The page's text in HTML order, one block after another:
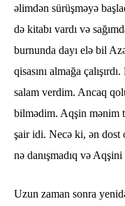
əlimdən sürüşməyə
də kitabı vardı və
burnunda dayı elə bil
qisasını almağa
salam verdim. Ancaq
bilmədim. Aqşin mənim
şair idi. Necə ki, ən dost
nə danışmadıq və
Uzun zaman sonra